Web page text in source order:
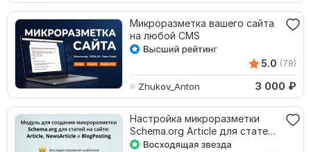
Микроразметка вашего сайта
на любой CMS
5.0 (78)
Zhukov_Anton 3 000 ₽
Настройка микроразметки
Schema.org Article для статей
на 1С-Битрикс